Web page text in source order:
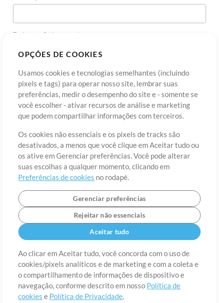
OPÇÕES DE COOKIES
Usamos cookies e tecnologias semelhantes (incluindo
pixels e tags) para operar nosso site, lembrar suas
preferências, medir o desempenho do site e - somente se
você escolher - ativar recursos de análise e marketing
que podem compartilhar informações com terceiros.
Os cookies não essenciais e os pixels de tracks são
desativados, a menos que você clique em Aceitar tudo ou
os ative em Gerenciar preferências. Você pode alterar
suas escolhas a qualquer momento, clicando em
Preferências de cookies no rodapé.
Gerenciar preferências
Rejeitar não essenciais
Aceitar tudo
Ao clicar em Aceitar tudo, você concorda com o uso de
cookies/pixels analíticos e de marketing e com a coleta e
o compartilhamento de informações de dispositivo e
navegação, conforme descrito em nosso Política de
cookies e Política de Privacidade.
Endereço 2 (Opcional)
Cidade
País CEP
Estado Idioma
Sobre Termos de Uso Política de Privacidade
Preferências de
cookies
Contato
©2006-2026 por MultiTracks LLC. Todos os Direitos Reservados.